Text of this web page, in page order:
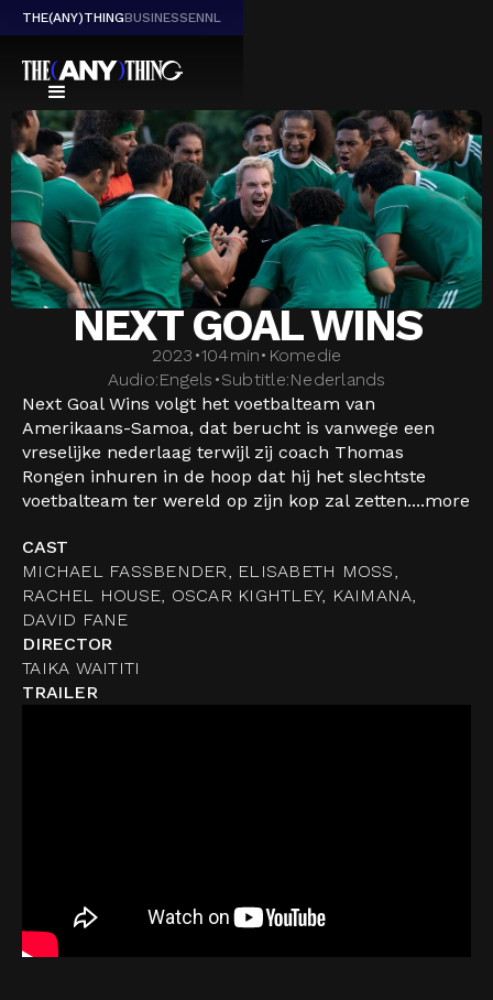
THE(ANY)THINGBUSINESSENNL
NEXT GOAL WINS
2023 •104min• Komedie
Audio:Engels •Subtitle:Nederlands
Next Goal Wins volgt het voetbalteam van
Amerikaans-Samoa, dat berucht is vanwege een
vreselijke nederlaag terwijl zij coach Thomas
Rongen inhuren in de hoop dat hij het slechtste
voetbalteam ter wereld op zijn kop zal zetten....more
CAST
MICHAEL FASSBENDER, ELISABETH MOSS,
RACHEL HOUSE, OSCAR KIGHTLEY, KAIMANA,
DAVID FANE
DIRECTOR
TAIKA WAITITI
TRAILER